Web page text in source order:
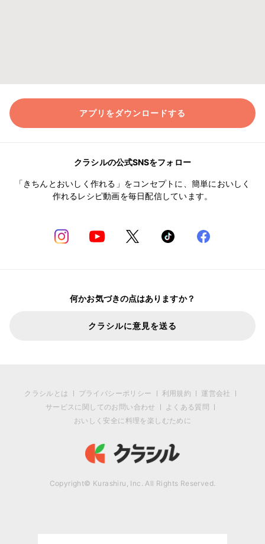
アプリをダウンロードする
クラシルの公式SNSをフォロー
「きちんとおいしく作れる」をコンセプトに、簡単においしく
作れるレシピ動画を毎日配信しています。
何かお気づきの点はありますか？
クラシルに意見を送る
クラシルとは プライバシーポリシー 利用規約
運営会社
サービスに関してのお問い合わせ
よくある質問
おいしく安全に料理を楽しむために
Copyright© Kurashiru, Inc. All Rights Reserved.